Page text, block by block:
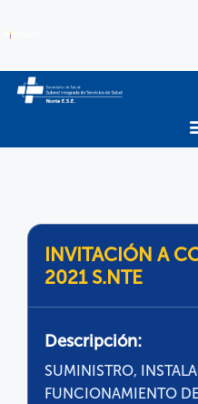
INVITACIÓN A
2021 S.NTE
Descripción:
SUMINISTRO,
FUNCIONAMIENTO